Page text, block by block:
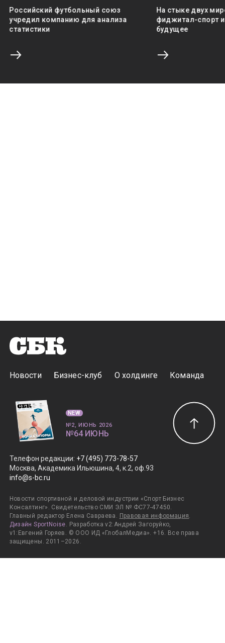
Российский футбольный союз
учредил компанию для анализа
статистики
На стыке двух
фиджитал-спорт
будущее
Новости Бизнес-клуб О холдинге Команда
Телефон редакции: +7 (495) 773-78-57
Москва, Академика Ильюшина, 4, к.2, оф.93
info@s-bc.ru
Новости спортивной и деловой индустрии «Спорт Бизнес
Консалтинг». Свидетельство СМИ ЭЛ № ФС77-47450.
Главный редактор Елена Савраева. Правовая информация.
Дизайн SportNoise. Разработка v2:Андрей Загоруйко,
v1:Евгений Горяев. © ООО ИД «ГлобалМедиа». +16. Все права
защищены. 2011–2026.
NEW
№2, ИЮНЬ 2026
№64 ИЮНЬ